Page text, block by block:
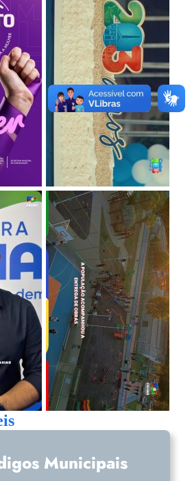
Municipais